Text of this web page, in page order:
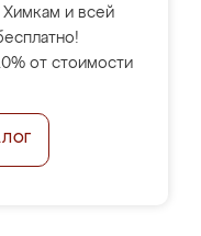
и всей
от стоимости